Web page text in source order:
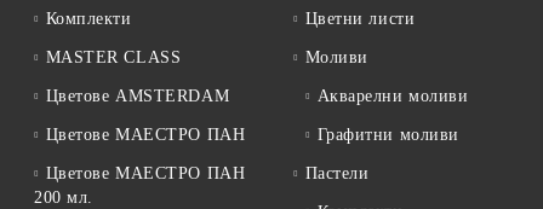
Комплекти
MASTER CLASS
Цветове AMSTERDAM
Цветове МАЕСТРО ПАН
Цветове МАЕСТРО ПАН
200 мл.
Цветни листи
Моливи
Акварелни моливи
Графитни моливи
Пастели